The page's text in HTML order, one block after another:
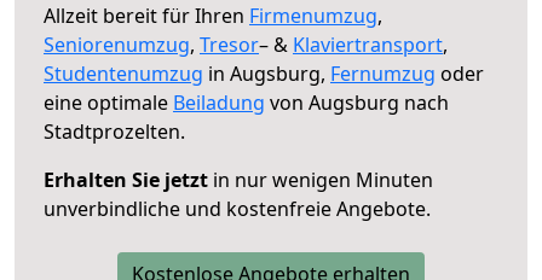
Allzeit bereit für Ihren Firmenumzug,
Seniorenumzug, Tresor– & Klaviertransport,
Studentenumzug in Augsburg, Fernumzug oder
eine optimale Beiladung von Augsburg nach
Stadtprozelten.
Erhalten Sie jetzt in nur wenigen Minuten
unverbindliche und kostenfreie Angebote.
Kostenlose Angebote erhalten